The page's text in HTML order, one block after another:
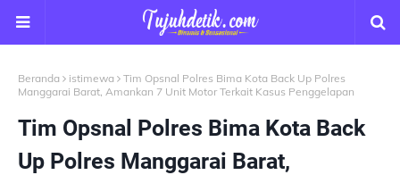
Beranda istimewa
Tim Opsnal Polres Bima Kota Back Up Polres
Manggarai Barat, Amankan 7 Unit Motor Terkait Kasus Penggelapan
Tim Opsnal Polres Bima Kota Back
Up Polres Manggarai Barat,